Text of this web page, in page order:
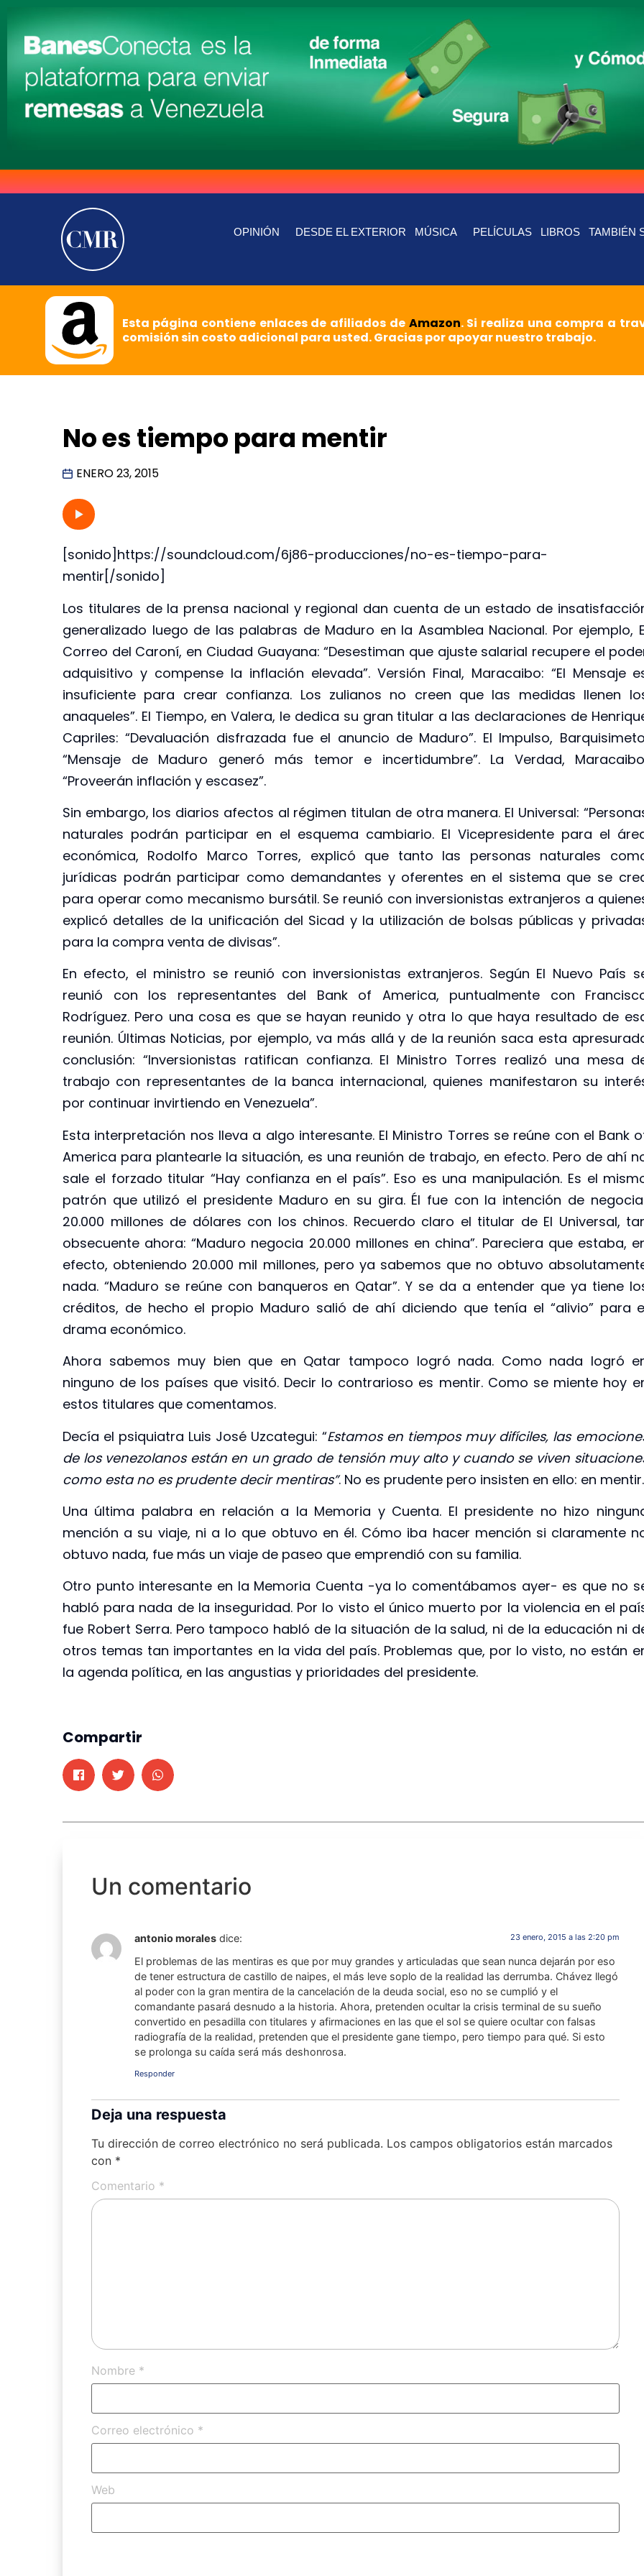
OPINIÓN DESDE EL EXTERIOR MÚSICA PELÍCULAS LIBROS TAMBIÉN
Esta página contiene enlaces de afiliados de Amazon. Si realiza una compra a
comisión sin costo adicional para usted. Gracias por apoyar nuestro trabajo.
No es tiempo para mentir
ENERO 23, 2015
[sonido]https://soundcloud.com/6j86-producciones/no-es-tiempo-para-
mentir[/sonido]
Los titulares de la prensa nacional y regional dan cuenta de un estado de
generalizado luego de las palabras de Maduro en la Asamblea Nacional. Por ejemplo,
Correo del Caroní, en Ciudad Guayana: “Desestiman que ajuste salarial recupere el
adquisitivo y compense la inflación elevada”. Versión Final, Maracaibo: “El Mensaje
insuficiente para crear confianza. Los zulianos no creen que las medidas llenen
anaqueles”. El Tiempo, en Valera, le dedica su gran titular a las declaraciones de
Capriles: “Devaluación disfrazada fue el anuncio de Maduro”. El Impulso,
“Mensaje de Maduro generó más temor e incertidumbre”. La Verdad,
“Proveerán inflación y escasez”.
Sin embargo, los diarios afectos al régimen titulan de otra manera. El Universal:
naturales podrán participar en el esquema cambiario. El Vicepresidente para el
económica, Rodolfo Marco Torres, explicó que tanto las personas naturales
jurídicas podrán participar como demandantes y oferentes en el sistema que se
para operar como mecanismo bursátil. Se reunió con inversionistas extranjeros a
explicó detalles de la unificación del Sicad y la utilización de bolsas públicas y
para la compra venta de divisas”.
En efecto, el ministro se reunió con inversionistas extranjeros. Según El Nuevo País
reunió con los representantes del Bank of America, puntualmente con
Rodríguez. Pero una cosa es que se hayan reunido y otra lo que haya resultado de
reunión. Últimas Noticias, por ejemplo, va más allá y de la reunión saca esta
conclusión: “Inversionistas ratifican confianza. El Ministro Torres realizó una mesa
trabajo con representantes de la banca internacional, quienes manifestaron su
por continuar invirtiendo en Venezuela”.
Esta interpretación nos lleva a algo interesante. El Ministro Torres se reúne con el Bank
America para plantearle la situación, es una reunión de trabajo, en efecto. Pero de ahí
sale el forzado titular “Hay confianza en el país”. Eso es una manipulación. Es el
patrón que utilizó el presidente Maduro en su gira. Él fue con la intención de
20.000 millones de dólares con los chinos. Recuerdo claro el titular de El Universal,
obsecuente ahora: “Maduro negocia 20.000 millones en china”. Pareciera que estaba,
efecto, obteniendo 20.000 mil millones, pero ya sabemos que no obtuvo
nada. “Maduro se reúne con banqueros en Qatar”. Y se da a entender que ya tiene
créditos, de hecho el propio Maduro salió de ahí diciendo que tenía el “alivio” para
drama económico.
Ahora sabemos muy bien que en Qatar tampoco logró nada. Como nada logró
ninguno de los países que visitó. Decir lo contrarioso es mentir. Como se miente hoy
estos titulares que comentamos.
Decía el psiquiatra Luis José Uzcategui: “Estamos en tiempos muy difíciles, las
de los venezolanos están en un grado de tensión muy alto y cuando se viven
como esta no es prudente decir mentiras”. No es prudente pero insisten en ello: en mentir.
Una última palabra en relación a la Memoria y Cuenta. El presidente no hizo
mención a su viaje, ni a lo que obtuvo en él. Cómo iba hacer mención si claramente
obtuvo nada, fue más un viaje de paseo que emprendió con su familia.
Otro punto interesante en la Memoria Cuenta -ya lo comentábamos ayer- es que no
habló para nada de la inseguridad. Por lo visto el único muerto por la violencia en el
fue Robert Serra. Pero tampoco habló de la situación de la salud, ni de la educación ni
otros temas tan importantes en la vida del país. Problemas que, por lo visto, no están
la agenda política, en las angustias y prioridades del presidente.
Compartir
Un comentario
antonio morales dice: 23 enero, 2015 a las 2:20 pm
El problemas de las mentiras es que por muy grandes y articuladas que sean nunca dejarán por eso
de tener estructura de castillo de naipes, el más leve soplo de la realidad las derrumba. Chávez llegó
al poder con la gran mentira de la cancelación de la deuda social, eso no se cumplió y el
comandante pasará desnudo a la historia. Ahora, pretenden ocultar la crisis terminal de su sueño
convertido en pesadilla con titulares y afirmaciones en las que el sol se quiere ocultar con falsas
radiografía de la realidad, pretenden que el presidente gane tiempo, pero tiempo para qué. Si esto
se prolonga su caída será más deshonrosa.
Responder
Deja una respuesta
Tu dirección de correo electrónico no será publicada. Los campos obligatorios están marcados
con *
Comentario *
Nombre *
Correo electrónico *
Web